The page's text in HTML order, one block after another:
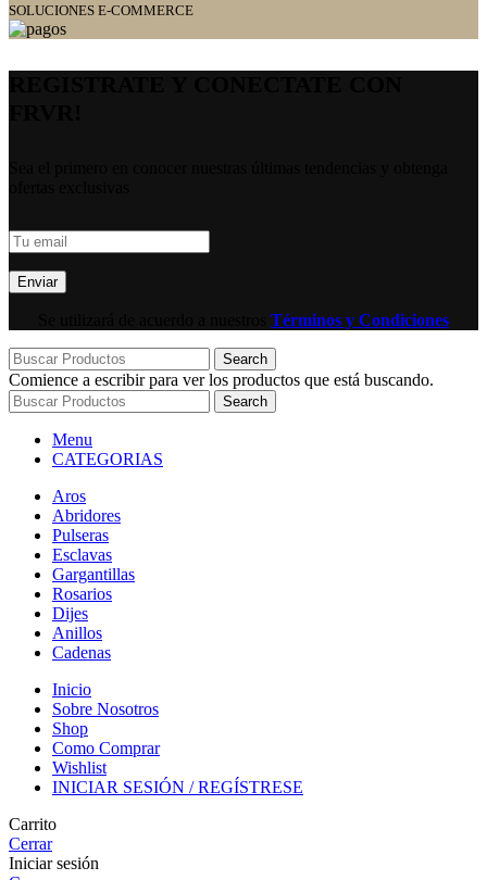
SOLUCIONES E-COMMERCE
Términos y Condiciones
Search
Comience a escribir para ver los productos que está buscando.
Search
Menu
CATEGORIAS
Aros
Abridores
Pulseras
Esclavas
Gargantillas
Rosarios
Dijes
Anillos
Cadenas
Inicio
Sobre Nosotros
Shop
Como Comprar
Wishlist
INICIAR SESIÓN / REGÍSTRESE
Carrito
Cerrar
Iniciar sesión